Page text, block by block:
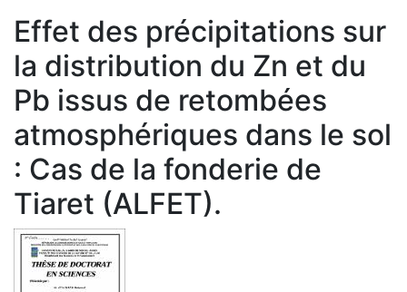
Effet des précipitations sur
la distribution du Zn et du
Pb issus de retombées
atmosphériques dans le sol
: Cas de la fonderie de
Tiaret (ALFET).